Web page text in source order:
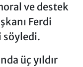
ve destek
Ferdi
söyledi.
üç yıldır